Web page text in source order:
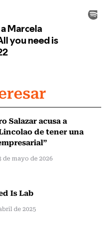
Salazar acusa a
de tener una
de mayo de 2026
Is Lab
de 2025